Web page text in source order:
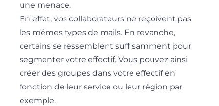
une menace.
En effet, vos collaborateurs ne reçoivent pas
les mêmes types de mails. En revanche,
certains se ressemblent suffisamment pour
segmenter votre effectif. Vous pouvez ainsi
créer des groupes dans votre effectif en
fonction de leur service ou leur région par
exemple.